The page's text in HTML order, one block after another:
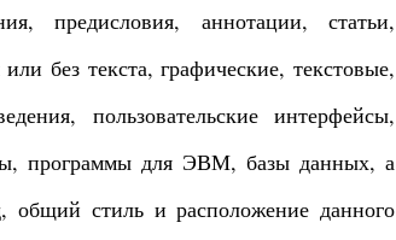
предисловия, аннотации, статьи,
без текста, графические, текстовые,
пользовательские интерфейсы,
программы для ЭВМ, базы данных, а
общий стиль и расположение данного